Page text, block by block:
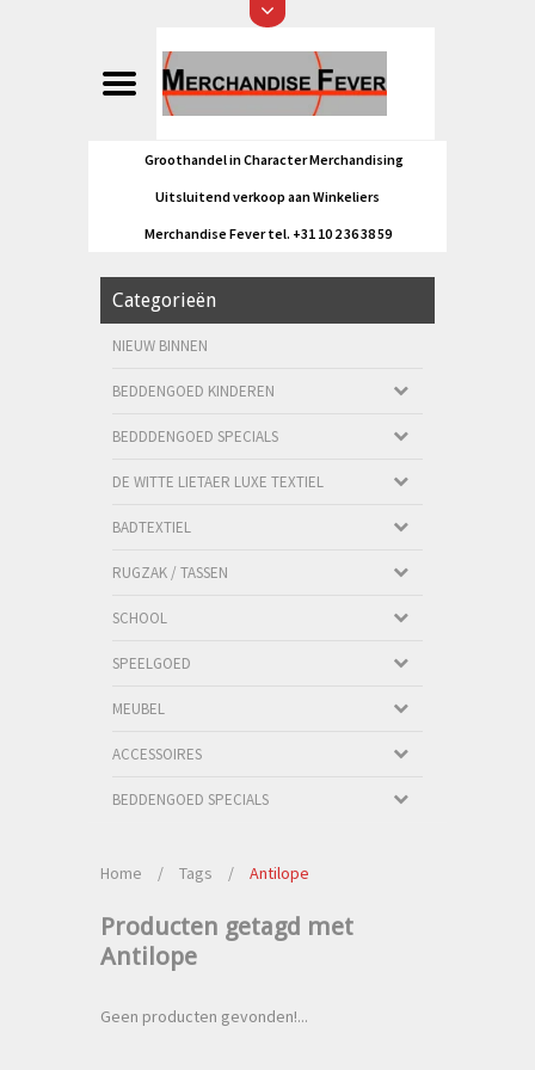
Groothandel in Character Merchandising
Uitsluitend verkoop aan Winkeliers
Merchandise Fever tel. +31 10 2 36 38 59
Categorieën
NIEUW BINNEN
BEDDENGOED KINDEREN
BEDDDENGOED SPECIALS
DE WITTE LIETAER LUXE TEXTIEL
BADTEXTIEL
RUGZAK / TASSEN
SCHOOL
SPEELGOED
MEUBEL
ACCESSOIRES
BEDDENGOED SPECIALS
Home / Tags / Antilope
Producten getagd met
Antilope
Geen producten gevonden!...